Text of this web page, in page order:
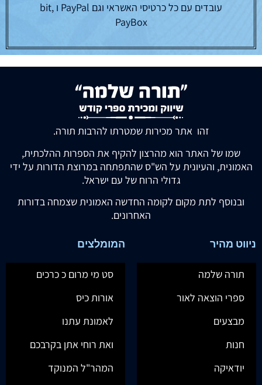
עובדים עם כל כרטיסי האשראי וגם PayPal ו bit,
PayBox
זהו אתר מכירות שמטרתו להרבות תורה.
שמו של האתר הוא מהרצון להקיף את הספרות ההלכתית,
האמונית, והעיונית על הש"ס שהתפתחה במרוצת הדורות על ידי
גדולי הרוח של עם ישראל.
ובנוסף לתת מקום לקומה החדשה האמונית שצמחה בדורות
האחרונים.
ניווט מהיר
תורה שלמה
ספרי הוצאה לאור
מבצעים
חנות
יודאיקה
המומלצים
סט מי מרום כ כרכים
אורות כיס
לאמונת עתנו
ואת רוחי אתן בקרבכם
המהר"ל המנוקד